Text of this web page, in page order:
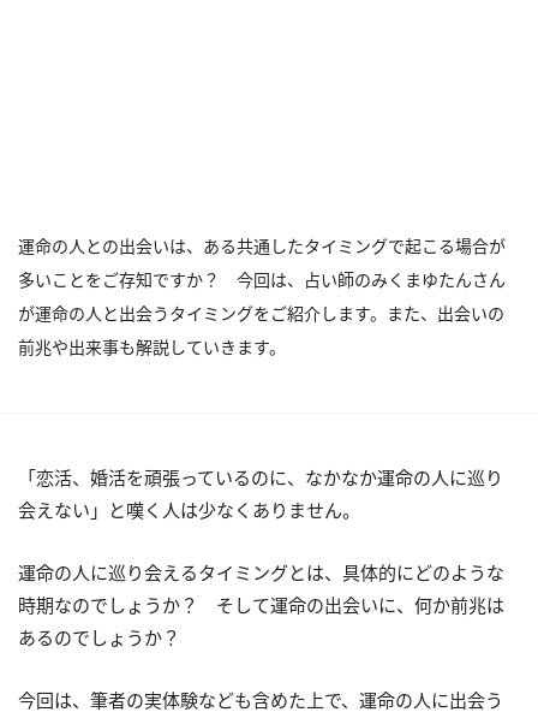
運命の人との出会いは、ある共通したタイミングで起こる場合が
多いことをご存知ですか？ 今回は、占い師のみくまゆたんさん
が運命の人と出会うタイミングをご紹介します。また、出会いの
前兆や出来事も解説していきます。
「恋活、婚活を頑張っているのに、なかなか運命の人に巡り
会えない」と嘆く人は少なくありません。
運命の人に巡り会えるタイミングとは、具体的にどのような
時期なのでしょうか？ そして運命の出会いに、何か前兆は
あるのでしょうか？
今回は、筆者の実体験なども含めた上で、運命の人に出会う